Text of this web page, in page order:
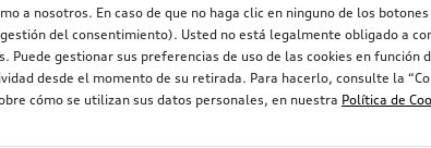
a nosotros. En caso de que no haga clic en ninguno de los
del consentimiento). Usted no está legalmente obligado a
gestionar sus preferencias de uso de las cookies en función
desde el momento de su retirada. Para hacerlo, consulte la
cómo se utilizan sus datos personales, en nuestra Política de